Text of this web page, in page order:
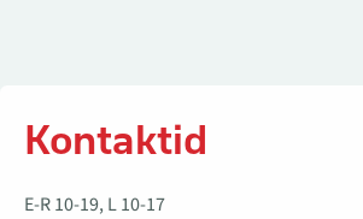
Kontaktid
E-R 10-19, L 10-17